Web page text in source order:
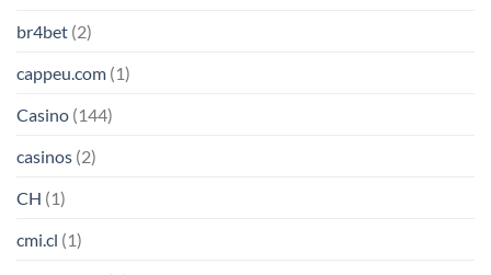
br4bet (2)
cappeu.com (1)
Casino (144)
casinos (2)
CH (1)
cmi.cl (1)